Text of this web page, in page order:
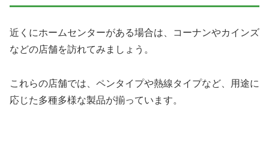
近くにホームセンターがある場合は、コーナンやカインズ
などの店舗を訪れてみましょう。
これらの店舗では、ペンタイプや熱線タイプなど、用途に
応じた多種多様な製品が揃っています。